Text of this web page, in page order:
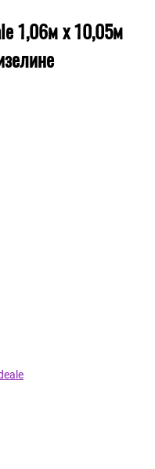
1,06м х 10,05м